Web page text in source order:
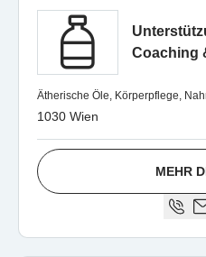
Coaching
Ätherische Öle, Körperpflege,
1030 Wien
MEHR